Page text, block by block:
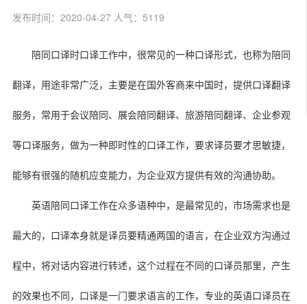
发布时间：2020-04-27 人气：5119
陪同口译时口译工作中，很常见的一种口译形式，也称为陪同
翻译，用途非常广泛，主要是在国外客商来中国时，提供口译翻译
服务，常用于会议陪同、展会陪同翻译、旅游陪同翻译、企业参观
等口译服务，做为一种即时性的口译工作，要求译员要才思敏捷，
能够有很强的随机应变能力，为企业双方提供有效的沟通协助。
英语陪同口译工作在众多语种中，是最常见的，市场需求也是
最大的，口译本身就是译员要精通两国的语言，在企业双方沟通过
程中，将对话内容进行转述，这个过程在不同的口译员那里，产生
的效果也不同，口译是一门要求语言的工作，专业的英语口译员在